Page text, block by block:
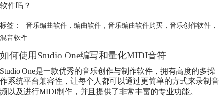
软件吗？
标签： 音乐编曲软件， 编曲软件， 音乐编曲软件购买， 音乐创作软件，
混音软件
如何使用Studio One编写和量化MIDI音符
Studio One是一款优秀的音乐创作与制作软件，拥有高度的多操
作系统平台兼容性，让每个人都可以通过更简单的方式来录制音
频以及进行MIDI制作，并且提供了非常丰富的专业功能。